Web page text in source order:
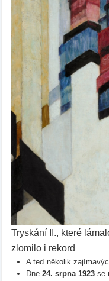
Tryskání II., které
zlomilo i rekord
A teď několik
Dne 24. srpna 1923se